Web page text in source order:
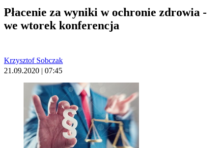
Płacenie za wyniki w ochronie zdrowia -
we wtorek konferencja
Krzysztof Sobczak
21.09.2020 | 07:45